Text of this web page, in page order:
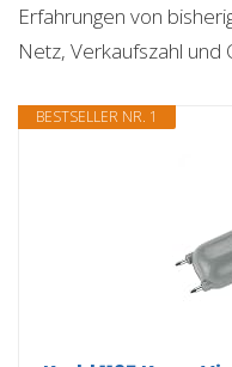
Erfahrungen von
Netz, Verkaufszahl und
BESTSELLER NR. 1